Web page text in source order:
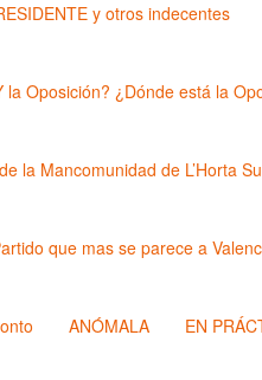
y otros indecentes
la Oposición? ¿Dónde está la
la Mancomunidad de L’Horta
que mas se parece a
ANÓMALA EN